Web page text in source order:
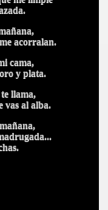
acorralan.
cama,
y plata.
llama,
vas al alba.